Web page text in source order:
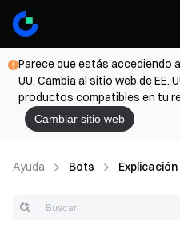
Parece que estás accediendo
UU. Cambia al sitio web de EE.
productos compatibles en tu
Cambiar sitio web
Ayuda Bots